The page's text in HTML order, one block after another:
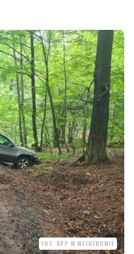
FOT. KPP W WEJHEROWIE